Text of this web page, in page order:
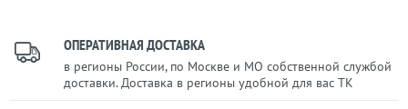
ОПЕРАТИВНАЯ ДОСТАВКА
в регионы России, по Москве и МО собственной службой
доставки. Доставка в регионы удобной для вас ТК